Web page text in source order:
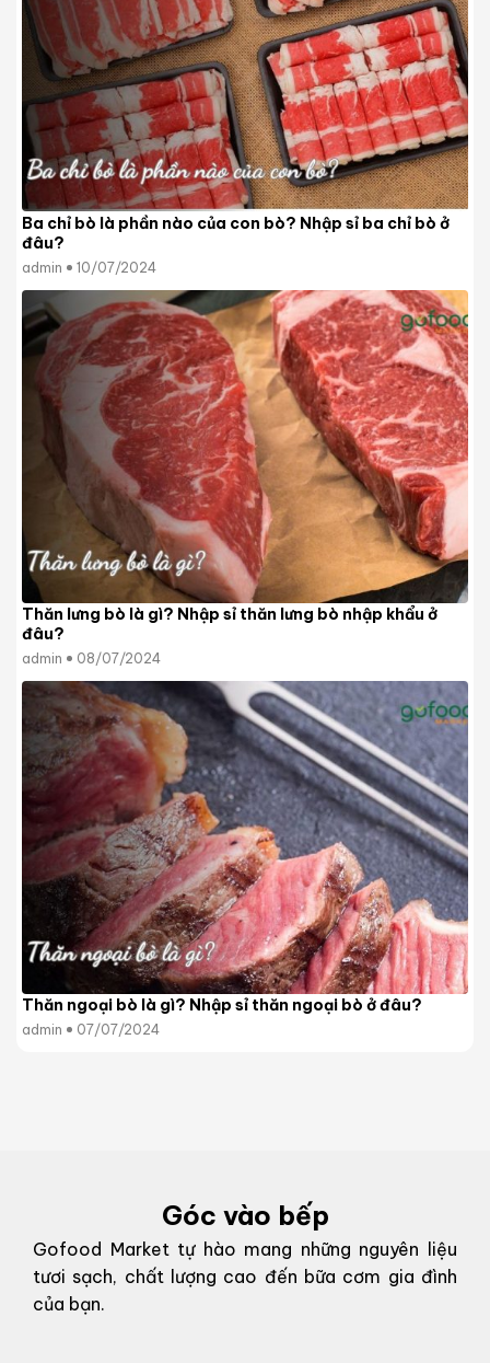
Ba chỉ bò là phần nào của con bò? Nhập sỉ ba chỉ bò ở
đâu?
admin 10/07/2024
Thăn lưng bò là gì? Nhập sỉ thăn lưng bò nhập khẩu ở
đâu?
admin 08/07/2024
Thăn ngoại bò là gì? Nhập sỉ thăn ngoại bò ở đâu?
admin 07/07/2024
Góc vào bếp
Gofood Market tự hào mang những nguyên liệu
tươi sạch, chất lượng cao đến bữa cơm gia đình
của bạn.